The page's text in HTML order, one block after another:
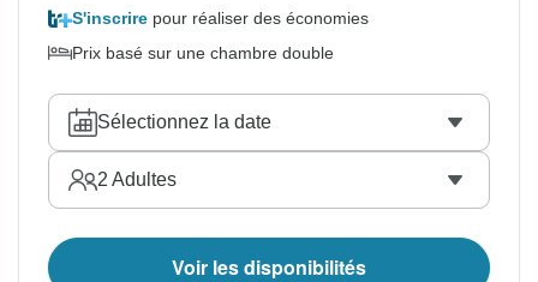
S'inscrire pour réaliser des économies
Prix basé sur une chambre double
Sélectionnez la date
2 Adultes
Voir les disponibilités